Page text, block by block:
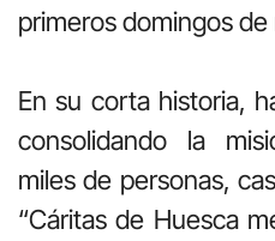
primeros domingos de
En su corta historia,
consolidando la
miles de personas,
“Cáritas de Huesca